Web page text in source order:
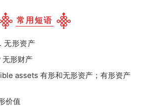
常用短语
形资产
形财产
assets 有形和无形资产；有形资产
形价值